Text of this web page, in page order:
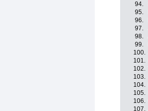
94.
95.
96.
97.
98.
99.
100.
101.
102.
103.
104.
105.
106.
107.